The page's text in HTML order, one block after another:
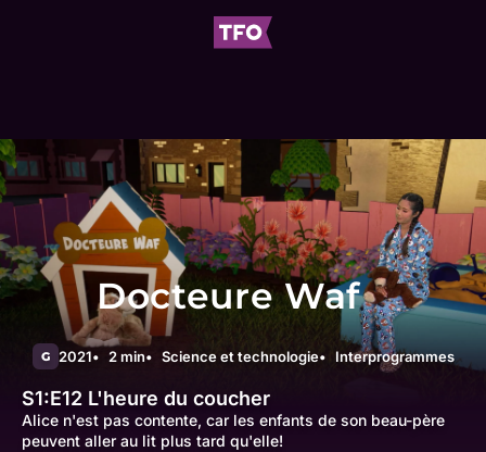
Docteure Waf
G 2021 2 min Science et technologie Interprogrammes
S1:E12 L'heure du coucher
Alice n'est pas contente, car les enfants de son beau-père
peuvent aller au lit plus tard qu'elle!